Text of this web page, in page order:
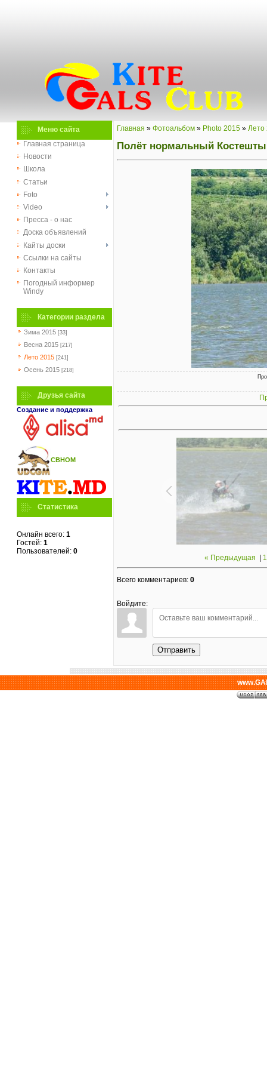
Меню сайта
Главная страница
Новости
Школа
Статьи
Foto
Video
Пресса - о нас
Доска объявлений
Кайты доски
Ссылки на сайты
Контакты
Погодный информер
Windy
Категории раздела
Зима 2015 [33]
Весна 2015 [217]
Лето 2015 [241]
Осень 2015 [218]
Друзья сайта
Создание и поддержка
СВНОМ
Статистика
Онлайн всего: 1
Гостей: 1
Пользователей: 0
Главная » Фотоальбом » Photo 2015 » Лето
Полёт нормальный Костешты
« Предыдущая
Всего комментариев: 0
Войдите:
Отправить